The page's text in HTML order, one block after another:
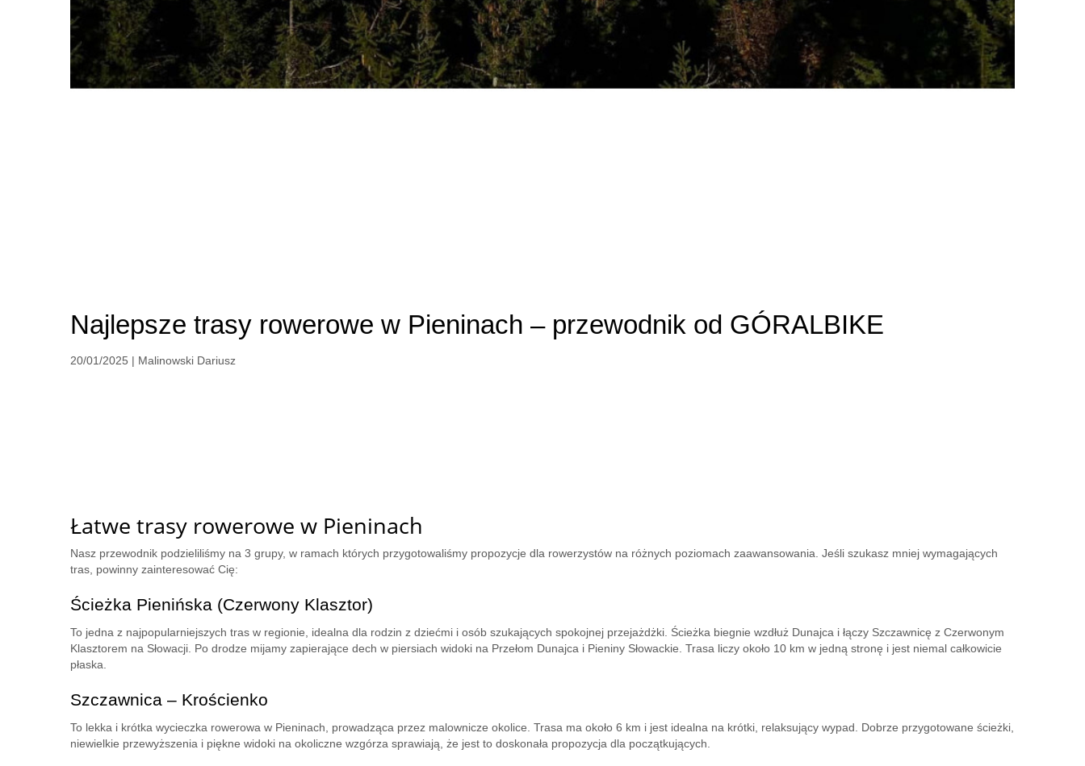
Najlepsze trasy rowerowe w Pieninach – przewodnik od GÓRALBIKE
20/01/2025 | Malinowski Dariusz
Łatwe trasy rowerowe w Pieninach
Nasz przewodnik podzieliliśmy na 3 grupy, w ramach których przygotowaliśmy propozycje dla rowerzystów na różnych poziomach zaawansowania. Jeśli szukasz mniej wymagających
tras, powinny zainteresować Cię:
Ścieżka Pienińska (Czerwony Klasztor)
To jedna z najpopularniejszych tras w regionie, idealna dla rodzin z dziećmi i osób szukających spokojnej przejażdżki. Ścieżka biegnie wzdłuż Dunajca i łączy Szczawnicę z Czerwonym
Klasztorem na Słowacji. Po drodze mijamy zapierające dech w piersiach widoki na Przełom Dunajca i Pieniny Słowackie. Trasa liczy około 10 km w jedną stronę i jest niemal całkowicie
płaska.
Szczawnica – Krościenko
To lekka i krótka wycieczka rowerowa w Pieninach, prowadząca przez malownicze okolice. Trasa ma około 6 km i jest idealna na krótki, relaksujący wypad. Dobrze przygotowane ścieżki,
niewielkie przewyższenia i piękne widoki na okoliczne wzgórza sprawiają, że jest to doskonała propozycja dla początkujących.